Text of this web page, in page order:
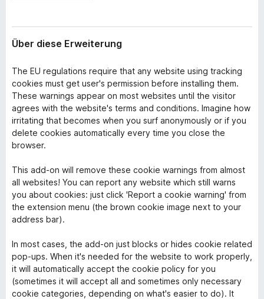
s
e
u
n
Über diese Erweiterung
The EU regulations require that any website using tracking
cookies must get user's permission before installing them.
These warnings appear on most websites until the visitor
agrees with the website's terms and conditions. Imagine how
irritating that becomes when you surf anonymously or if you
delete cookies automatically every time you close the
browser.
This add-on will remove these cookie warnings from almost
all websites! You can report any website which still warns
you about cookies: just click 'Report a cookie warning' from
the extension menu (the brown cookie image next to your
address bar).
In most cases, the add-on just blocks or hides cookie related
pop-ups. When it's needed for the website to work properly,
it will automatically accept the cookie policy for you
(sometimes it will accept all and sometimes only necessary
cookie categories, depending on what's easier to do). It